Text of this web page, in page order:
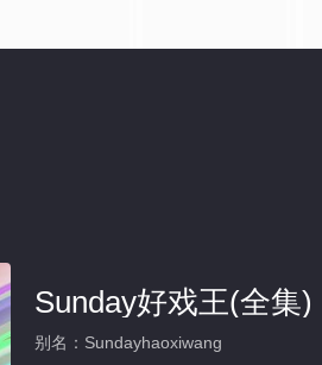
Sunday好戏王(全集)
别名：Sundayhaoxiwang